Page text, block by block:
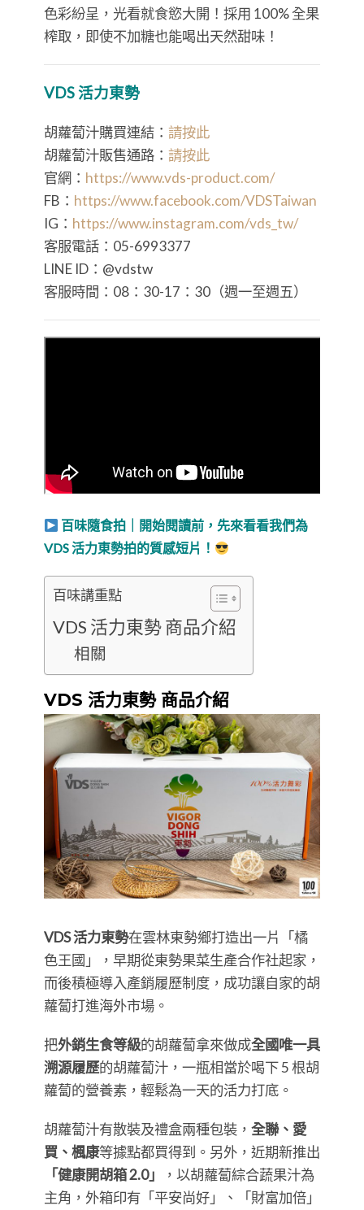
色彩紛呈，光看就食慾大開！採用 100% 全果
榨取，即使不加糖也能喝出天然甜味！
VDS 活力東勢
胡蘿蔔汁購買連結： 請按此
胡蘿蔔汁販售通路： 請按此
官網： https://www.vds-product.com/
FB： https://www.facebook.com/VDSTaiwan
IG： https://www.instagram.com/vds_tw/
客服電話：05-6993377
LINE ID：@vdstw
客服時間：08：30-17：30（週一至週五）
百味隨食拍｜開始閱讀前，先來看看我們為
VDS 活力東勢拍的質感短片！
百味講重點
VDS 活力東勢 商品介紹
相關
VDS 活力東勢 商品介紹
VDS 活力東勢在雲林東勢鄉打造出一片「橘
色王國」，早期從東勢果菜生產合作社起家，
而後積極導入產銷履歷制度，成功讓自家的胡
蘿蔔打進海外市場。
把外銷生食等級的胡蘿蔔拿來做成全國唯一具
溯源履歷的胡蘿蔔汁，一瓶相當於喝下 5 根胡
蘿蔔的營養素，輕鬆為一天的活力打底。
胡蘿蔔汁有散裝及禮盒兩種包裝， 全聯、愛
買、楓康等據點都買得到。另外，近期新推出
「健康開胡箱 2.0」
，以胡蘿蔔綜合蔬果汁為
主角，外箱印有「平安尚好」、「財富加倍」